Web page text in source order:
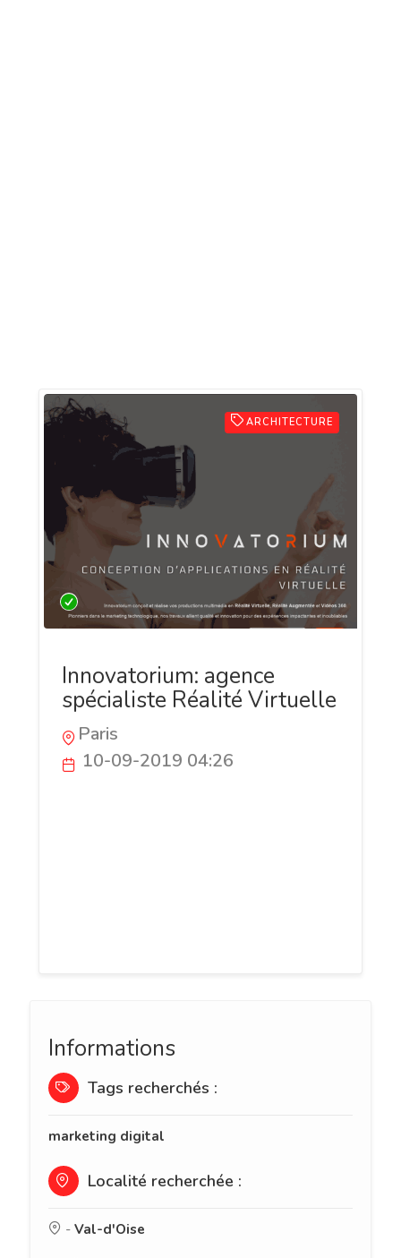
ARCHITECTURE
Innovatorium: agence
spécialiste Réalité Virtuelle
Paris
10-09-2019 04:26
Informations
Tags recherchés :
marketing digital
Localité recherchée :
- Val-d'Oise